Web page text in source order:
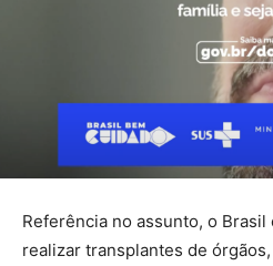
Referência no assunto, o Brasil
realizar transplantes de